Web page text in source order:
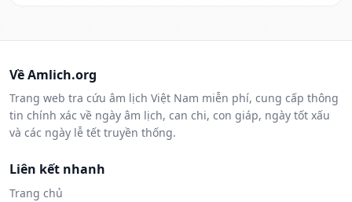
Về Amlich.org
Trang web tra cứu âm lịch Việt Nam miễn phí, cung cấp thông
tin chính xác về ngày âm lịch, can chi, con giáp, ngày tốt xấu
và các ngày lễ tết truyền thống.
Liên kết nhanh
Trang chủ